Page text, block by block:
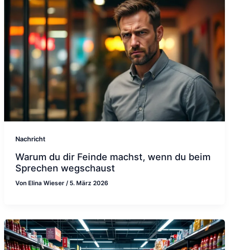
Nachricht
Warum du dir Feinde machst, wenn du beim
Sprechen wegschaust
Von Elina Wieser / 5. März 2026